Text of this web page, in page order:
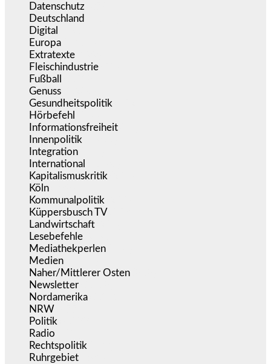
Datenschutz
Deutschland
Digital
Europa
Extratexte
Fleischindustrie
Fußball
Genuss
Gesundheitspolitik
Hörbefehl
Informationsfreiheit
Innenpolitik
Integration
International
Kapitalismuskritik
Köln
Kommunalpolitik
Küppersbusch TV
Landwirtschaft
Lesebefehle
Mediathekperlen
Medien
Naher/Mittlerer Osten
Newsletter
Nordamerika
NRW
Politik
Radio
Rechtspolitik
Ruhrgebiet